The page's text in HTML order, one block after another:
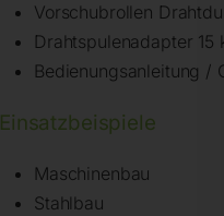
Vorschubrollen
Drahtspulenadapter 15
Bedienungsanleitung /
Einsatzbeispiele
Maschinenbau
Stahlbau